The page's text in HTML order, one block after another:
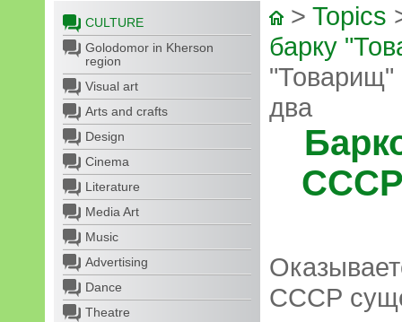
CULTURE
Golodomor in Kherson
region
Visual art
Arts and crafts
Design
Cinema
Literature
Media Art
Music
Advertising
Dance
Theatre
> Topics
барку
два
СССР
СССР